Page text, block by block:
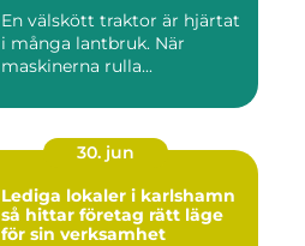
En välskött traktor är hjärtat
i många lantbruk. När
maskinerna rulla...
30. jun
Lediga lokaler i karlshamn
så hittar företag rätt läge
för sin verksamhet